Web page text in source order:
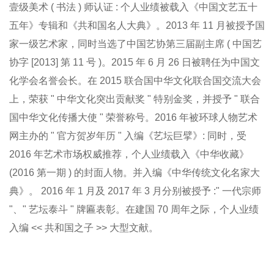
壹级美术 ( 书法 ) 师认证 : 个人业绩被载入《中国文艺五十
五年》专辑和《共和国名人大典》。2013 年 11 月被授予国
家一级艺术家，同时当选了中国艺协第三届副主席 ( 中国艺
协字 [2013] 第 11 号 )。2015 年 6 月 26 日被聘任为中国文
化学会名誉会长。在 2015 联合国中华文化联合国交流大会
上，荣获 " 中华文化突出贡献奖 " 特别金奖，并授予 " 联合
国中华文化传播大使 " 荣誉称号。2016 年被环球人物艺术
网主办的 " 官方贺岁年历 " 入编《艺坛巨擘》: 同时，受
2016 年艺术市场权威推荐，个人业绩载入《中华收藏》
(2016 第一期 ) 的封面人物。并入编《中华传统文化名家大
典》。 2016 年 1 月及 2017 年 3 月分别被授予 :" 一代宗师
"、" 艺坛泰斗 " 牌匾表彰。在建国 70 周年之际，个人业绩
入编 << 共和国之子 >> 大型文献。